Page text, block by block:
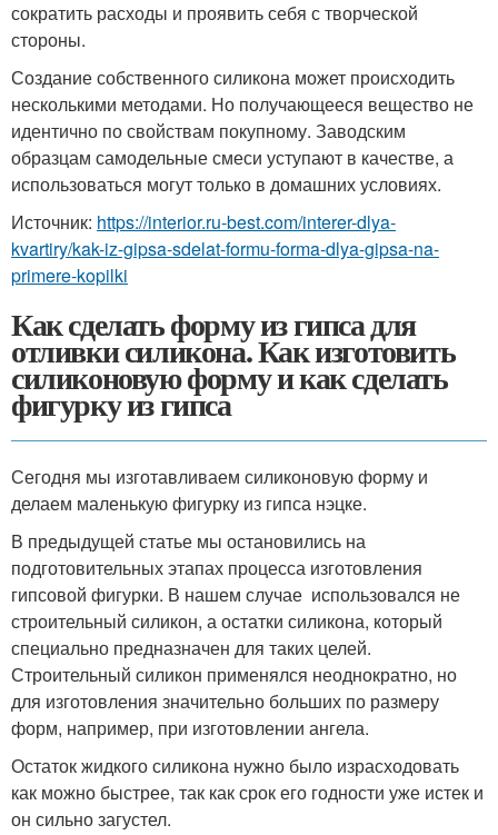
сократить расходы и проявить себя с творческой
стороны.
Создание собственного силикона может происходить
несколькими методами. Но получающееся вещество не
идентично по свойствам покупному. Заводским
образцам самодельные смеси уступают в качестве, а
использоваться могут только в домашних условиях.
Источник: https://interior.ru-best.com/interer-dlya-
kvartiry/kak-iz-gipsa-sdelat-formu-forma-dlya-gipsa-na-
primere-kopilki
Как сделать форму из гипса для
отливки силикона. Как изготовить
силиконовую форму и как сделать
фигурку из гипса
Сегодня мы изготавливаем силиконовую форму и
делаем маленькую фигурку из гипса нэцке.
В предыдущей статье мы остановились на
подготовительных этапах процесса изготовления
гипсовой фигурки. В нашем случае использовался не
строительный силикон, а остатки силикона, который
специально предназначен для таких целей.
Строительный силикон применялся неоднократно, но
для изготовления значительно больших по размеру
форм, например, при изготовлении ангела.
Остаток жидкого силикона нужно было израсходовать
как можно быстрее, так как срок его годности уже истек и
он сильно загустел.